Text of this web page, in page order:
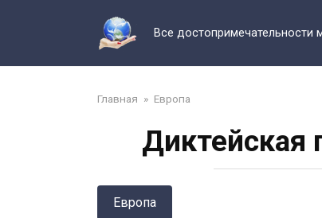
Все достопримечательности
Главная » Европа
Диктейская
Европа